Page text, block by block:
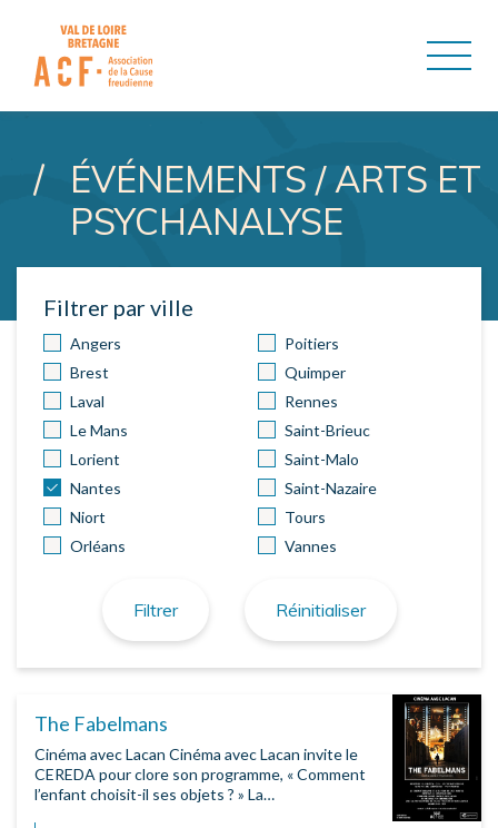
ASSOCIATION DE LA
ÉVÉNEMENTS / ARTS ET
PSYCHANALYSE
Filtrer par ville
Angers
Brest
Laval
Le Mans
Lorient
Nantes
Niort
Orléans
Poitiers
Quimper
Rennes
Saint-Brieuc
Saint-Malo
Saint-Nazaire
Tours
Vannes
Filtrer Réinitialiser
The Fabelmans
Cinéma avec Lacan Cinéma avec Lacan invite le
CEREDA pour clore son programme, « Comment
l’enfant choisit-il ses objets ? » La…